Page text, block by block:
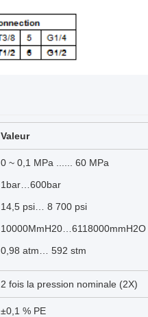
Valeur
0 ~ 0,1 MPa ...... 60 MPa
1bar…600bar
14,5 psi… 8 700 psi
10000MmH20…6118000mmH2O
0,98 atm… 592 stm
2 fois la pression nominale (2X)
±0,1 % PE